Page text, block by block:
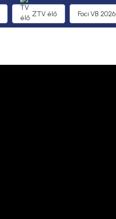
ZTV élő Foci VB 2026